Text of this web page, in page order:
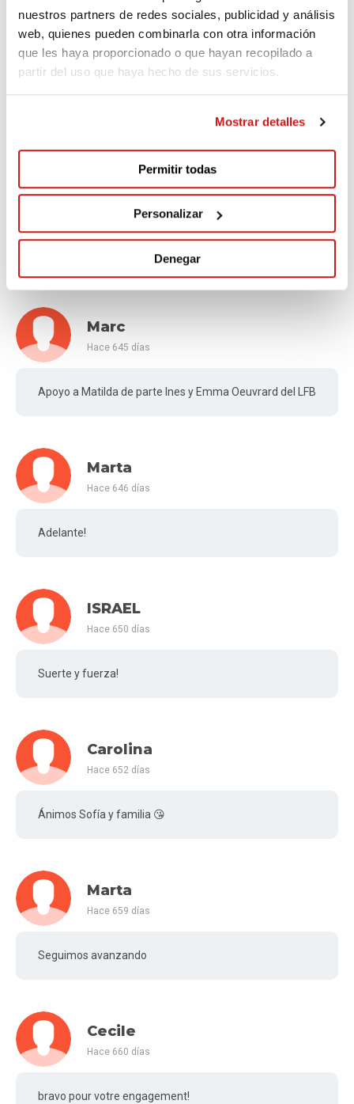
nuestros partners de redes sociales, publicidad y análisis
web, quienes pueden combinarla con otra información
que les haya proporcionado o que hayan recopilado a
partir del uso que haya hecho de sus servicios.
Mostrar detalles
Permitir todas
Personalizar
Denegar
Moshe M
Hace 641 días
Ánimos con la cursa. Que pena que no pueda ir este
Adrian
Hace 642 días
Vinga que ja queda poquet!
Marc
Hace 645 días
Apoyo a Matilda de parte Ines y Emma Oeuvrard del LFB
Marta
Hace 646 días
Adelante!
ISRAEL
Hace 650 días
Suerte y fuerza!
Carolina
Hace 652 días
Ánimos Sofía y familia 😘
Marta
Hace 659 días
Seguimos avanzando
Cecile
Hace 660 días
bravo pour votre engagement!